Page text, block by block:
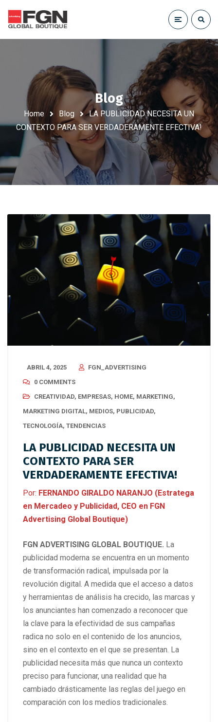
Blog
Home Blog
LA PUBLICIDAD NECESITA UN
CONTEXTO PARA SER VERDADERAMENTE EFECTIVA!
ABRIL 4, 2025
FGN_ADVERTISING
0 COMMENTS
CREATIVIDAD, EMPRESAS, HOME, MARKETING,
MARKETING DIGITAL, MEDIOS, PUBLICIDAD,
TECNOLOGÍA, TENDENCIAS
LA PUBLICIDAD NECESITA UN
CONTEXTO PARA SER
VERDADERAMENTE EFECTIVA!
Por: FERNANDO GIRALDO NARANJO (Estratega
en Mercadeo y Publicidad, CEO en FGN
Advertising Global Boutique)
FGN ADVERTISING GLOBAL BOUTIQUE. La
publicidad moderna se encuentra en un momento
de transformación radical, impulsada por la
revolución digital. A medida que el acceso a datos
y herramientas de análisis ha crecido, las marcas y
los anunciantes han comenzado a reconocer que
la clave para la efectividad de sus campañas
radica no solo en el contenido de los anuncios,
sino en el contexto en el que se presentan. La
publicidad necesita más que nunca un contexto
preciso para funcionar, una realidad que ha
cambiado drásticamente las reglas del juego en
comparación con los medios tradicionales.